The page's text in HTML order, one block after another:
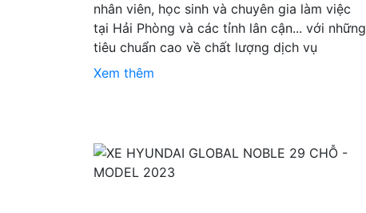
nhân viên, học sinh và chuyên gia làm việc
tại Hải Phòng và các tỉnh lân cận... với những
tiêu chuẩn cao về chất lượng dịch vụ
Xem thêm